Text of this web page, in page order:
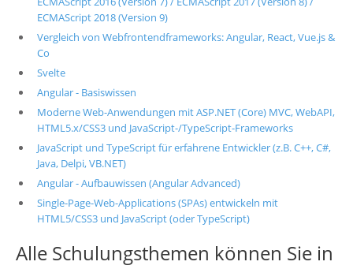
ECMAScript 2018 (Version 9)
Vergleich von Webfrontendframeworks: Angular, React, Vue.js &
Co
Svelte
Angular - Basiswissen
Moderne Web-Anwendungen mit ASP.NET (Core) MVC, WebAPI,
HTML5.x/CSS3 und JavaScript-/TypeScript-Frameworks
JavaScript und TypeScript für erfahrene Entwickler (z.B. C++, C#,
Java, Delpi, VB.NET)
Angular - Aufbauwissen (Angular Advanced)
Single-Page-Web-Applications (SPAs) entwickeln mit
HTML5/CSS3 und JavaScript (oder TypeScript)
Alle Schulungsthemen können Sie in